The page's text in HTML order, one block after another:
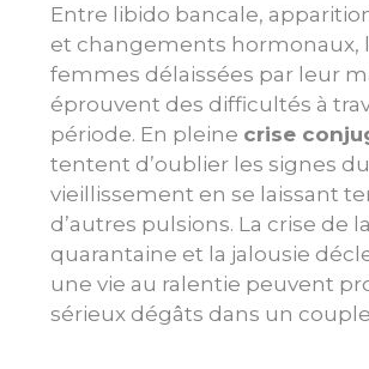
Entre libido bancale,
et changements hormonaux,
femmes délaissées par leur
éprouvent des difficultés à
période. En pleine crise
tentent d’oublier les signes du
vieillissement en se laissant
d’autres pulsions. La crise de la
quarantaine et la jalousie
une vie au ralentie peuvent
sérieux dégâts dans un